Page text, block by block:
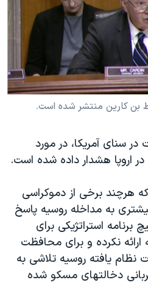
ایران
صلح
سنای آمریکا، در مورد
اروپا هشدار داده شده است.
هرچند برخی از دموکراسی
به مداخله روسیه پاسخ
برنامه استراتژیکی برای
نکرده و برای محافظت
نظام یافته روسیه تلاشی به
دخالتهای مسکو شده